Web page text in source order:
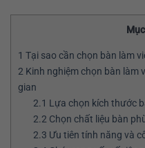
1 Tại sao cần chọn bàn làm
2 Kinh nghiệm chọn bàn làm
gian
2.1 Lựa chọn kích thước
2.2Chọn chất liệu bàn
2.3 Ưu tiên tính năng và